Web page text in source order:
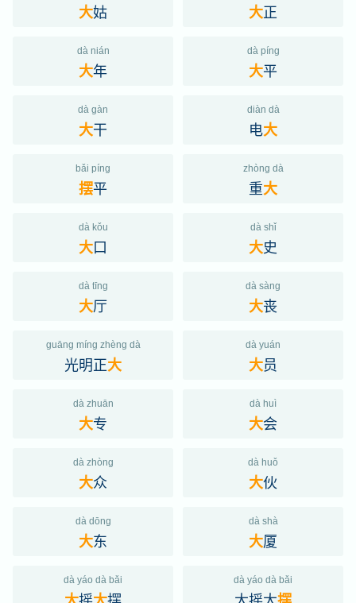
大姑 大正
dà nián
大年
dà píng
大平
dà gàn
大干
diàn dà
电大
bǎi píng
摆平
zhòng dà
重大
dà kǒu
大口
dà shǐ
大史
dà tīng
大厅
dà sàng
大丧
guāng míng zhèng dà
光明正大
dà yuán
大员
dà zhuān
大专
dà huì
大会
dà zhòng
大众
dà huǒ
大伙
dà dōng
大东
dà shà
大厦
dà yáo dà bǎi dà yáo dà bǎi